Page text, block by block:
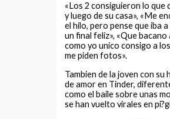
«Los 2 consiguieron lo que
y luego de su casa», «Me
el hilo, pero pense que iba
un final feliz», «Que
como yo unico consigo a
me piden fotos».
Tambien de la joven con su
de amor en Tinder,
como el baile sobre unas
se han vuelto virales en